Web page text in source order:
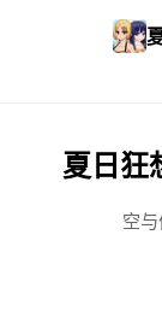
夏日
空